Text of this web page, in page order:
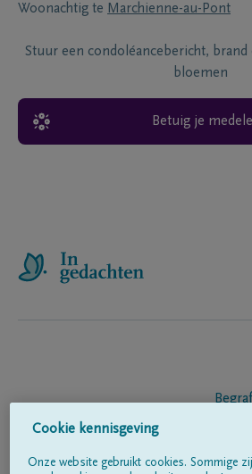
Woonachtig te Marchienne-au-Pont
Stuur een condoléancebericht, brand
bloemen
Betuig je
Cookie kennisgeving
Onze website gebruikt cookies. Sommige